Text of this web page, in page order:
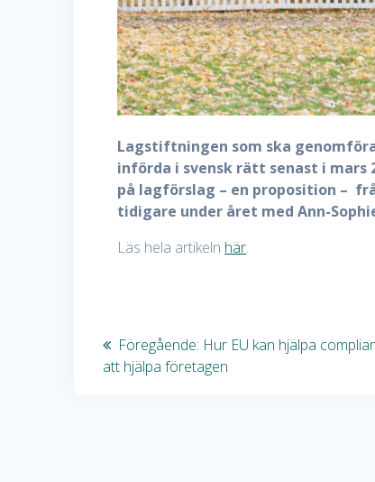
Lagstiftningen som ska
införda i svensk rätt senast i
på lagförslag – en proposition –
tidigare under året med Ann-
Läs hela artikeln här.
Föregående: Föregående
inlägg:
Hur EU kan hjälpa
att hjälpa företagen